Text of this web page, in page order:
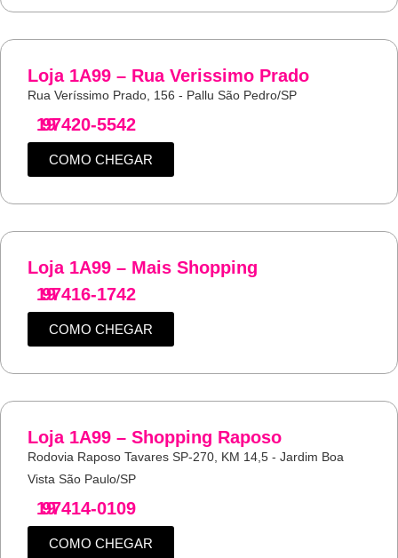
Loja 1A99 – Rua Verissimo Prado
Rua Veríssimo Prado, 156 - Pallu São Pedro/SP
19
97420-5542
COMO CHEGAR
Loja 1A99 – Mais Shopping
19
97416-1742
COMO CHEGAR
Loja 1A99 – Shopping Raposo
Rodovia Raposo Tavares SP-270, KM 14,5 - Jardim Boa
Vista São Paulo/SP
19
97414-0109
COMO CHEGAR